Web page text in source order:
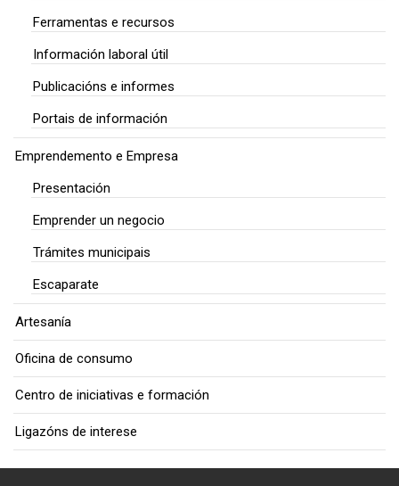
Ferramentas e recursos
Información laboral útil
Publicacións e informes
Portais de información
Emprendemento e Empresa
Presentación
Emprender un negocio
Trámites municipais
Escaparate
Artesanía
Oficina de consumo
Centro de iniciativas e formación
Ligazóns de interese